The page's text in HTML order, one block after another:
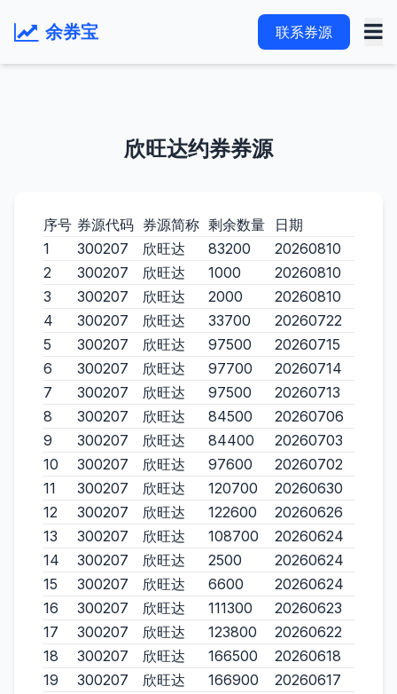
余券宝 联系券源
欣旺达约券券源
序号 券源代码 券源简称 剩余数量
日期
1
300207 欣旺达 83200
20260810
2
300207 欣旺达 1000
20260810
3
300207 欣旺达 2000
20260810
4
300207 欣旺达 33700
20260722
5
300207 欣旺达 97500
20260715
6
300207 欣旺达 97700
20260714
7
300207 欣旺达 97500
20260713
8
300207 欣旺达 84500
20260706
9
300207 欣旺达 84400
20260703
10
300207 欣旺达 97600
20260702
11
300207 欣旺达 120700
20260630
12
300207 欣旺达 122600
20260626
13
300207 欣旺达 108700
20260624
14
300207 欣旺达 2500
20260624
15
300207 欣旺达 6600
20260624
16
300207 欣旺达 111300
20260623
17
300207 欣旺达 123800
20260622
18
300207 欣旺达 166500
20260618
19
300207 欣旺达 166900
20260617